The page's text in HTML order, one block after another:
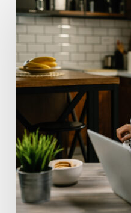
diskret
verkaufen
(Off-
Market)